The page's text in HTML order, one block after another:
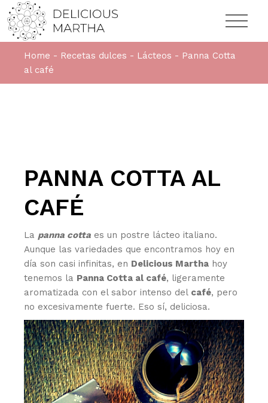
Home Recetas dulces Lácteos
Panna Cotta
al café
PANNA COTTA AL
CAFÉ
La panna cotta es un postre lácteo italiano.
Aunque las variedades que encontramos hoy en
día son casi infinitas, en Delicious Martha hoy
tenemos la Panna Cotta al café, ligeramente
aromatizada con el sabor intenso del café, pero
no excesivamente fuerte. Eso sí, deliciosa.